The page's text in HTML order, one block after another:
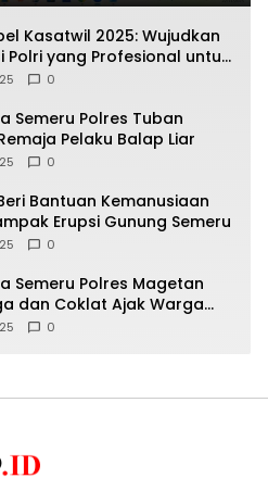
Kasatwil 2025: Wujudkan
Polri yang Profesional untuk
0
Semeru Polres Tuban
Pelaku Balap Liar
0
Bantuan Kemanusiaan
Erupsi Gunung Semeru
0
Semeru Polres Magetan
dan Coklat Ajak Warga
0